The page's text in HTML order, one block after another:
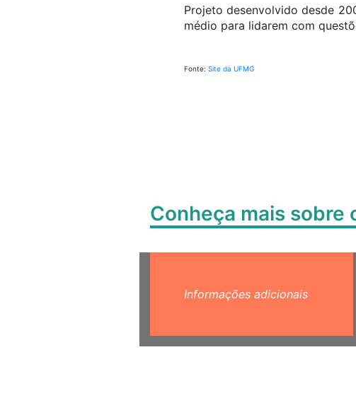
Projeto desenvolvido desde
médio para lidarem com
Fonte: Site da UFMG
Conheça mais sobre
Informações adicionais